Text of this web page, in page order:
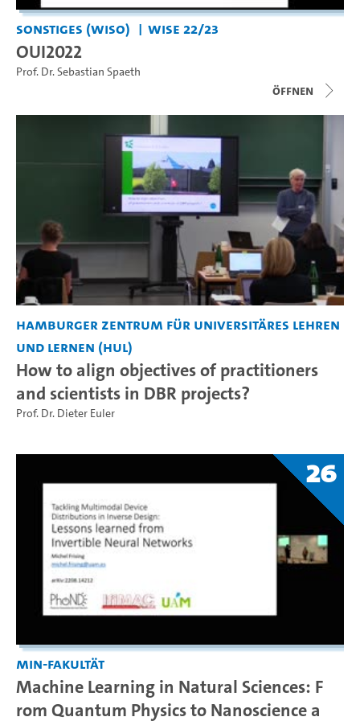
Sonstiges (WiSo) WiSe 22/23
OUI2022
Prof. Dr. Sebastian Spaeth
Öffnen
Hamburger Zentrum für Universitäres Lehren
und Lernen (HUL)
How to align objectives of practitioners
and scientists in DBR projects?
Prof. Dr. Dieter Euler
26
MIN-Fakultät
Machine Learning in Natural Sciences: F
rom Quantum Physics to Nanoscience a